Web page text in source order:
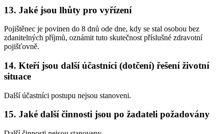
13. Jaké jsou lhůty pro vyřízení
Pojištěnec je povinen do 8 dnů ode dne, kdy se stal osobou bez
zdanitelných příjmů, oznámit tuto skutečnost příslušné zdravotní
pojišťovně.
14. Kteří jsou další účastníci (dotčení) řešení životní
situace
Další účastníci postupu nejsou stanoveni.
15. Jaké další činnosti jsou po žadateli požadovány